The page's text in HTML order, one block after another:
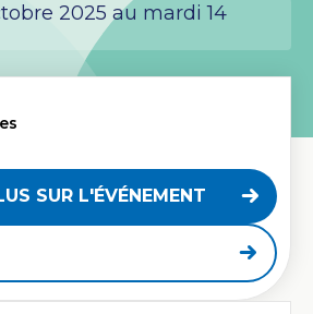
SUR L'ÉVÉNEMENT